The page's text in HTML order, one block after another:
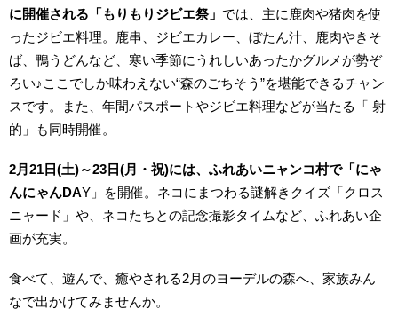
に開催される「もりもりジビエ祭」 では、主に鹿肉や猪肉を使
ったジビエ料理。鹿串、ジビエカレー、ぼたん汁、鹿肉やきそ
ば、鴨うどんなど、寒い季節にうれしいあったかグルメが勢ぞ
ろい♪ここでしか味わえない“森のごちそう”を堪能できるチャン
スです。また、年間パスポートやジビエ料理などが当たる「 射
的」も同時開催。
2月21日(土)～23日(月・祝)には、ふれあいニャンコ村で「にゃ
んにゃんDAY」を開催。ネコにまつわる謎解きクイズ「クロス
ニャード」や、ネコたちとの記念撮影タイムなど、ふれあい企
画が充実。
食べて、遊んで、癒やされる2月のヨーデルの森へ、家族みん
なで出かけてみませんか。